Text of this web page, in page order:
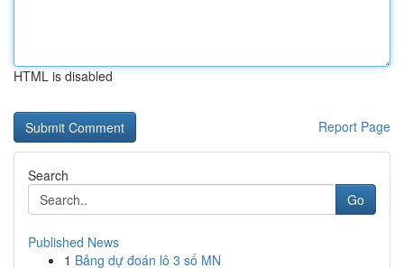
HTML is disabled
Report Page
Search
Go
Published News
1 Bảng dự đoán lô 3 số MN